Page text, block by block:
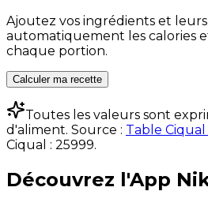
Ajoutez vos ingrédients et
automatiquement les calories
chaque portion.
Calculer ma recette
Toutes les valeurs sont
d'aliment. Source : Table
Ciqual : 25999.
Découvrez l'App